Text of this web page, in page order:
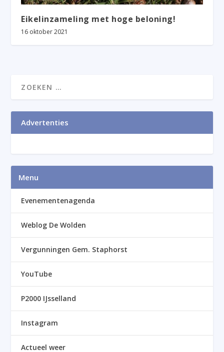
Eikelinzameling met hoge beloning!
16 oktober 2021
Advertenties
Menu
Evenementenagenda
Weblog De Wolden
Vergunningen Gem. Staphorst
YouTube
P2000 IJsselland
Instagram
Actueel weer